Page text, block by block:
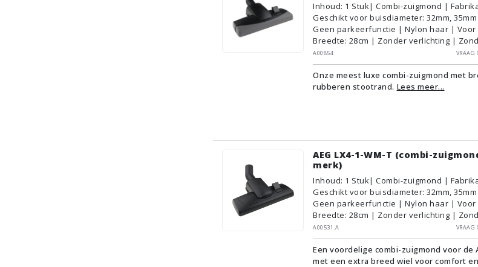
Inhoud: 1 Stuk| Combi-zuigmond |
Geschikt voor buisdiameter: 32mm,
Geen parkeerfunctie | Nylon haar | Voor
Breedte: 28cm | Zonder verlichting |
Kleur: Grijs, Zwart | Alternatief |
Plavuizen/Tegels, Parket/Laminaat, PVC/
Tapijt/Vloerbedekking
A00854 Vraag
Onze meest luxe combi-zuigmond met
rubberen stootrand. Lees meer...
AEG LX4-1-WM-T (combi-
merk)
Inhoud: 1 Stuk| Combi-zuigmond |
Geschikt voor buisdiameter: 32mm,
Geen parkeerfunctie | Nylon haar | Voor
Breedte: 28cm | Zonder verlichting |
Zwart | Alternatief | Geschikt voor
Plavuizen/Tegels, Parket/Laminaat, PVC/
Tapijt/Vloerbedekking
A00531.A Vraag
Een voordelige combi-zuigmond voor de
met een extra breed wiel voor comfort